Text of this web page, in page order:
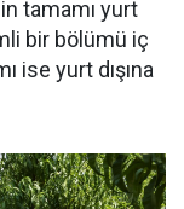
tamamı yurt
bir bölümü iç
ise yurt dışına